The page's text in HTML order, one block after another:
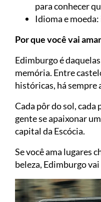
para conhecer
Idioma e
Por que você vai
Edimburgo é
memória. Entre
históricas, há sempre
Cada pôr do sol, cada
gente se apaixonar
capital da Escócia.
Se você ama lugares
beleza, Edimburgo